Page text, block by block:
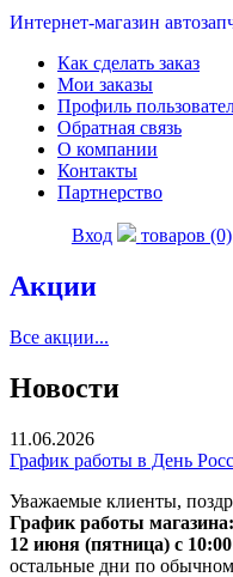
Интернет-магазин
Как сделать заказ
Мои заказы
Профиль
Обратная связь
О компании
Контакты
Партнерство
Вход товаров (0)
Акции
Все акции...
Новости
11.06.2026
График работы в День
Уважаемые клиенты,
График работы магазина:
12 июня (пятница) с
остальные дни по